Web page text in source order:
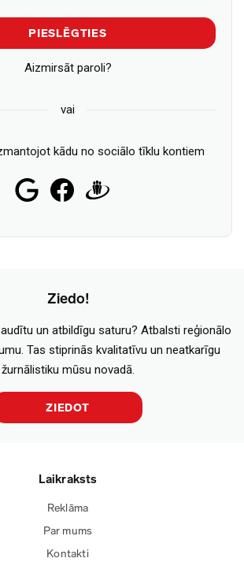
PIESLĒGTIES
Aizmirsāt paroli?
vai
kādu no sociālo tīklu kontiem
Ziedo!
un atbildīgu saturu? Atbalsti reģionālo
Tas stiprinās kvalitatīvu un neatkarīgu
žurnālistiku mūsu novadā.
ZIEDOT
Laikraksts
Reklāma
Par mums
Kontakti